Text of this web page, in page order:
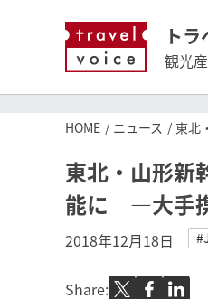
ト
観光
HOME ニュース 東北
東北・山形新
能に ―大手
2018年12月18日
Share: